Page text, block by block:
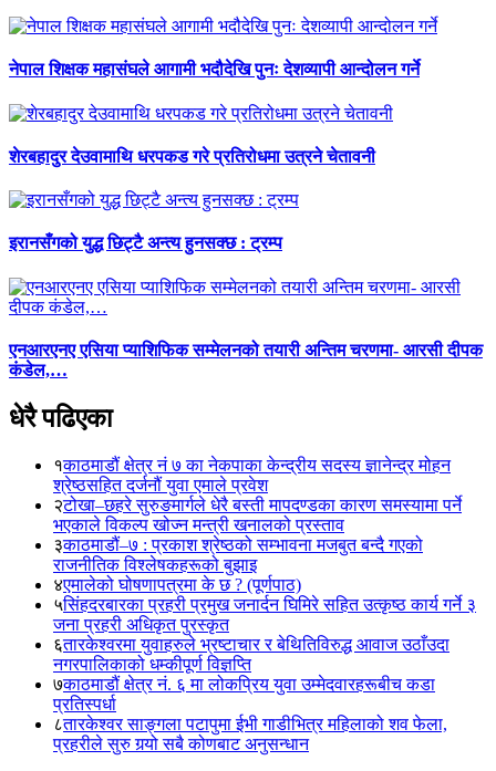
नेपाल शिक्षक महासंघले आगामी भदौदेखि पुनः देशव्यापी आन्दोलन गर्ने
शेरबहादुर देउवामाथि धरपकड गरे प्रतिरोधमा उत्रने चेतावनी
इरानसँगको युद्ध छिट्टै अन्त्य हुनसक्छ : ट्रम्प
एनआरएनए एसिया प्याशिफिक सम्मेलनको तयारी अन्तिम चरणमा- आरसी दीपक
कंडेल,…
धेरै पढिएका
१काठमाडौं क्षेत्र नं ७ का नेकपाका केन्द्रीय सदस्य ज्ञानेन्द्र मोहन
श्रेष्ठसहित दर्जनौं युवा एमाले प्रवेश
२टोखा–छहरे सुरुङमार्गले धेरै बस्ती मापदण्डका कारण समस्यामा पर्ने
भएकाले विकल्प खोज्न मन्त्री खनालको प्रस्ताव
३काठमाडौं–७ : प्रकाश श्रेष्ठको सम्भावना मजबुत बन्दै गएको
राजनीतिक विश्लेषकहरूको बुझाइ
४एमालेको घोषणापत्रमा के छ ? (पूर्णपाठ)
५सिंहदरबारका प्रहरी प्रमुख जनार्दन घिमिरे सहित उत्कृष्ठ कार्य गर्ने ३
जना प्रहरी अधिकृत पुरस्कृत
६तारकेश्वरमा युवाहरुले भ्रष्टाचार र बेथितिविरुद्ध आवाज उठाँउदा
नगरपालिकाको धम्कीपूर्ण विज्ञप्ति
७काठमाडौं क्षेत्र नं. ६ मा लोकप्रिय युवा उम्मेदवारहरूबीच कडा
प्रतिस्पर्धा
८तारकेश्वर साङ्गला पटापुमा ईभी गाडीभित्र महिलाको शव फेला,
प्रहरीले सुरु गर्‍यो सबै कोणबाट अनुसन्धान